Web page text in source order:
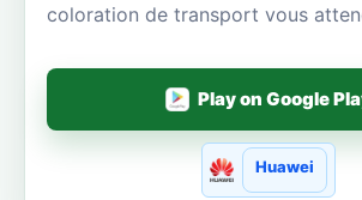
coloration de transport vous
Play on Google
Huawei